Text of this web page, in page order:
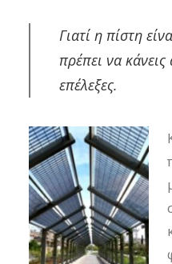
Γιατί η πίστη
πρέπει να
επέλεξες.